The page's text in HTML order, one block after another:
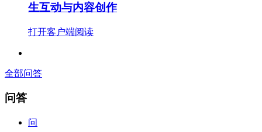
生互动与内容创作
打开客户端阅读
全部问答
问答
问